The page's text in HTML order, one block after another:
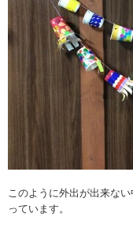
このように外出が出来な
っています。